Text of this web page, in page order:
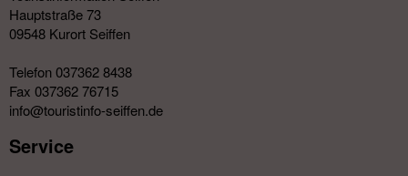
Hauptstraße 73
09548 Kurort Seiffen
Telefon 037362 8438
Fax 037362 76715
info@touristinfo-seiffen.de
Service​